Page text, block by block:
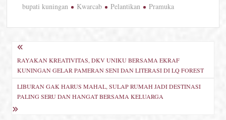
bupati kuningan Kwarcab Pelantikan Pramuka
Navigasi
pos
RAYAKAN KREATIVITAS, DKV UNIKU BERSAMA EKRAF
KUNINGAN GELAR PAMERAN SENI DAN LITERASI DI LQ FOREST
LIBURAN GAK HARUS MAHAL, SULAP RUMAH JADI DESTINASI
PALING SERU DAN HANGAT BERSAMA KELUARGA